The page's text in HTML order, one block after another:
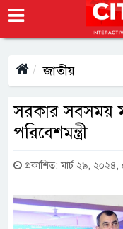
জাতীয়
সরকার সবসময়
পরিবেশমন্ত্রী
প্রকাশিত: মার্চ ২৯,